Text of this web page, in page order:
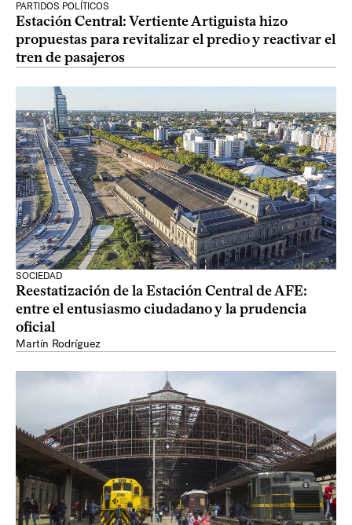
PARTIDOS POLÍTICOS
Estación Central: Vertiente Artiguista hizo
propuestas para revitalizar el predio y reactivar el
tren de pasajeros
SOCIEDAD
Reestatización de la Estación Central de AFE:
entre el entusiasmo ciudadano y la prudencia
oficial
Martín Rodríguez